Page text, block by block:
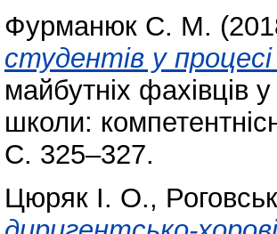
Фурманюк С. М.
студентів у
майбутніх фахівців
школи:
С. 325–327.
Цюряк І. О.,